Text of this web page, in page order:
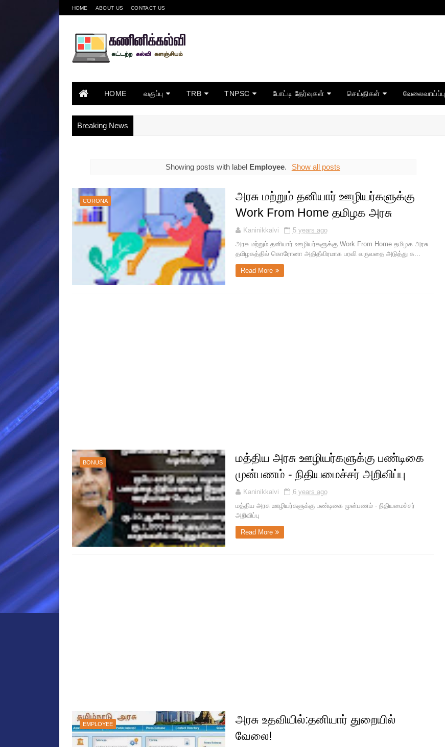
HOME ABOUT US CONTACT US
HOME வகுப்பு TRB TNPSC போட்டி தேர்வுகள் செய்திகள் வேலைவாய்ப்பு
Breaking News
Showing posts with label Employee. Show all posts
CORONA
அரசு மற்றும் தனியார் ஊழியர்களுக்கு
Work From Home தமிழக அரசு
Kaninikkalvi
5 years ago
அரசு மற்றும் தனியார் ஊழியர்களுக்கு Work From Home தமிழக அரசு
தமிழகத்தில் கொரோனா அதிதீவிரமாக பரவி வருவதை அடுத்து க...
Read More
BONUS
மத்திய அரசு ஊழியர்களுக்கு பண்டிகை
முன்பணம் - நிதியமைச்சர் அறிவிப்பு
Kaninikkalvi
6 years ago
மத்திய அரசு ஊழியர்களுக்கு பண்டிகை முன்பணம் - நிதியமைச்சர்
அறிவிப்பு
Read More
EMPLOYEE
அரசு உதவியில்:தனியார் துறையில்
வேலை!